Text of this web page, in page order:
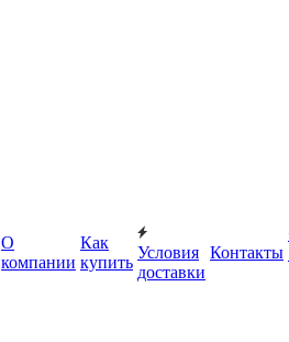
О
компании
Как
купить
Условия
доставки
Контакты